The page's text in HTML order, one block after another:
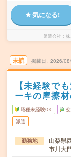
気になる!
派遣会社 株
未読 掲載日 2026/
【未経験で
ーキの摩擦
職種未経験OK
派遣
勤務地
山梨県
市川大